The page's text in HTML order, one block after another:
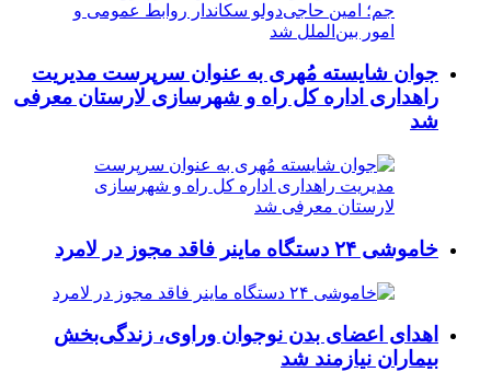
جوان شایسته مُهری به عنوان سرپرست مدیریت
راهداری اداره کل راه و شهرسازی لارستان معرفی
شد
خاموشی ۲۴ دستگاه ماینر فاقد مجوز در لامرد
اهدای اعضای بدن نوجوان وراوی، زندگی‌بخش
بیماران نیازمند شد